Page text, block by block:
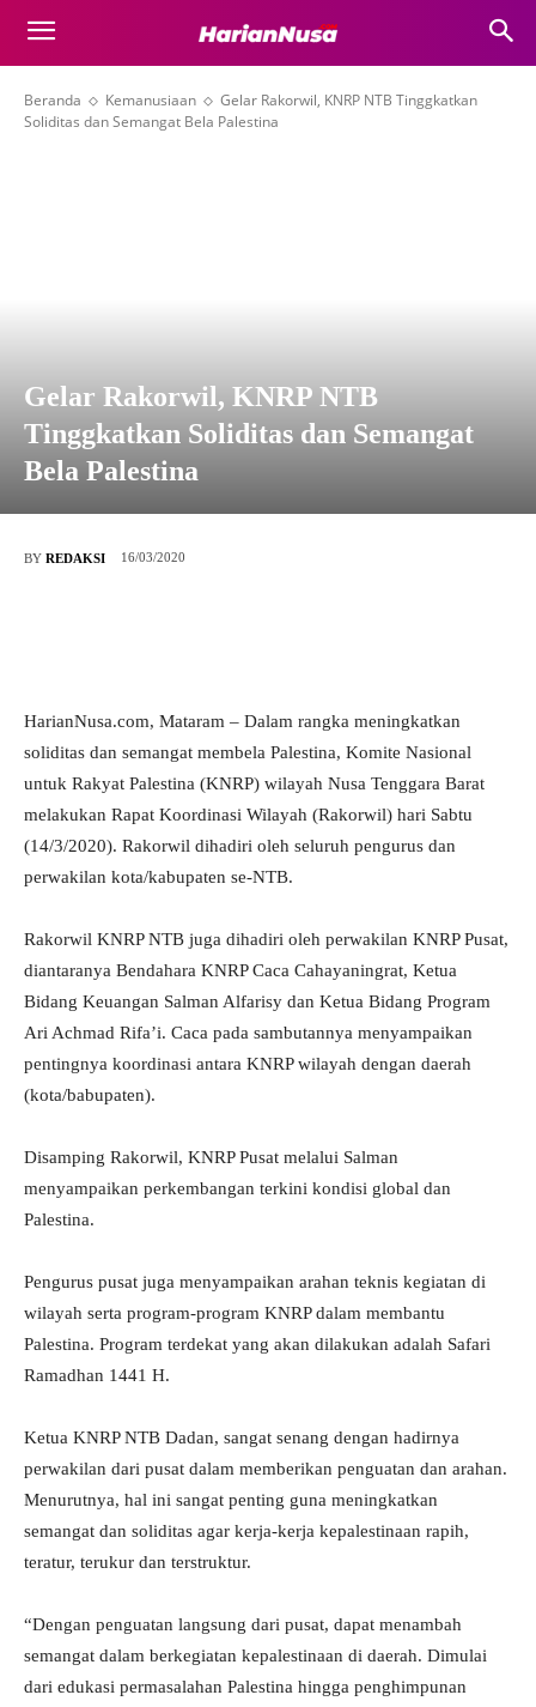
Beranda Kemanusiaan
Gelar Rakorwil, KNRP NTB Tinggkatkan
Soliditas dan Semangat Bela Palestina
Gelar Rakorwil, KNRP NTB
Tinggkatkan Soliditas dan Semangat
Bela Palestina
BY REDAKSI 16/03/2020
HarianNusa.com, Mataram – Dalam rangka meningkatkan
soliditas dan semangat membela Palestina, Komite Nasional
untuk Rakyat Palestina (KNRP) wilayah Nusa Tenggara Barat
melakukan Rapat Koordinasi Wilayah (Rakorwil) hari Sabtu
(14/3/2020). Rakorwil dihadiri oleh seluruh pengurus dan
perwakilan kota/kabupaten se-NTB.
Rakorwil KNRP NTB juga dihadiri oleh perwakilan KNRP Pusat,
diantaranya Bendahara KNRP Caca Cahayaningrat, Ketua
Bidang Keuangan Salman Alfarisy dan Ketua Bidang Program
Ari Achmad Rifa’i. Caca pada sambutannya menyampaikan
pentingnya koordinasi antara KNRP wilayah dengan daerah
(kota/babupaten).
Disamping Rakorwil, KNRP Pusat melalui Salman
menyampaikan perkembangan terkini kondisi global dan
Palestina.
Pengurus pusat juga menyampaikan arahan teknis kegiatan di
wilayah serta program-program KNRP dalam membantu
Palestina. Program terdekat yang akan dilakukan adalah Safari
Ramadhan 1441 H.
Ketua KNRP NTB Dadan, sangat senang dengan hadirnya
perwakilan dari pusat dalam memberikan penguatan dan arahan.
Menurutnya, hal ini sangat penting guna meningkatkan
semangat dan soliditas agar kerja-kerja kepalestinaan rapih,
teratur, terukur dan terstruktur.
“Dengan penguatan langsung dari pusat, dapat menambah
semangat dalam berkegiatan kepalestinaan di daerah. Dimulai
dari edukasi permasalahan Palestina hingga penghimpunan